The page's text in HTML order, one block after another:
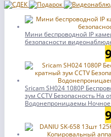
Мини беспроводной IP
безопасности
Sricam SH024 1080P
зум CCTV Безопасность На
Водонепроницаемы Ночное